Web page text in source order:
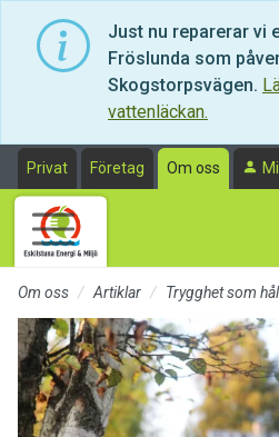
Just nu reparerar vi
Fröslunda som
Skogstorpsvägen.
vattenläckan.
Privat Företag Om oss
Om oss Artiklar Trygghet som